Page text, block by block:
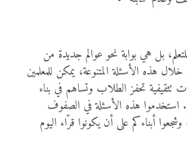
بل هي بوابة نحو عوالم جديدة من
هذه الأسئلة المتنوعة، يمكن للمعلمين
تثقيفية تحفز الطلاب وتساهم في بناء
هذه الأسئلة في الصفوف
أبناءكم على أن يكونوا قرّاء اليوم